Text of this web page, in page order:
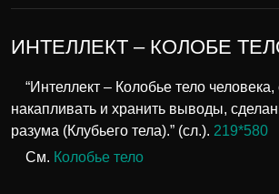
ИНТЕЛЛЕКТ – КОЛОБЕ
“Интеллект – Колобье тело
накапливать и хранить выводы,
разума (Клубьего тела).” (сл.). 219*580
См. Колобье тело